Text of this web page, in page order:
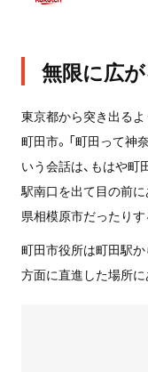
無限に広
東京都から突き出る
町田市。「町田って神
いう会話は、もはや
駅南口を出て目の前
県相模原市だったりす
町田市役所は町田駅
方面に直進した場所に